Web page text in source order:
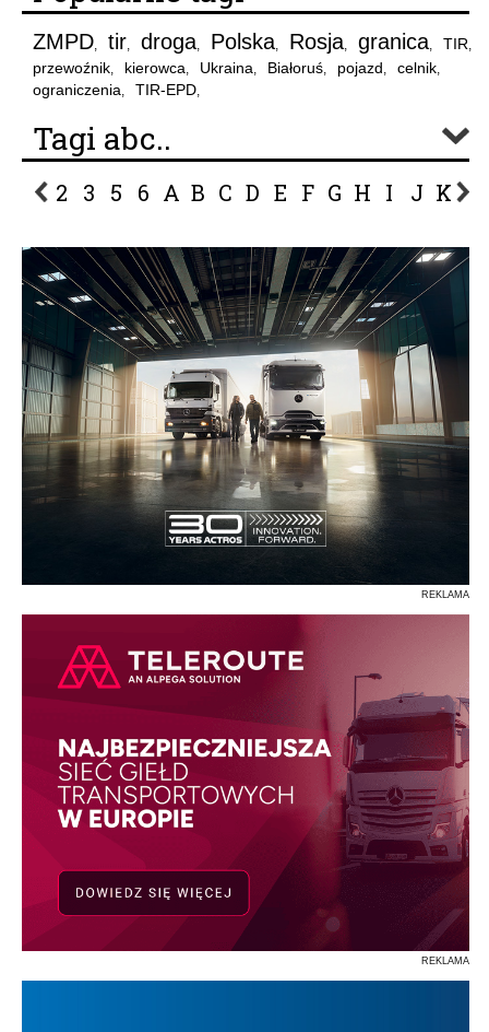
ZMPD, tir, droga, Polska, Rosja, granica, TIR,
przewoźnik, kierowca, Ukraina, Białoruś, pojazd, celnik,
ograniczenia, TIR-EPD,
Tagi abc..
2 3 5 6 A B C D E F G H I J K L
REKLAMA
REKLAMA